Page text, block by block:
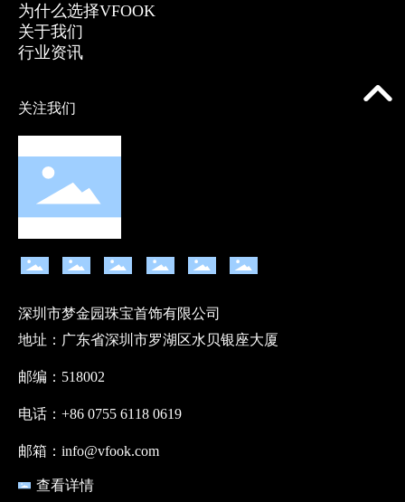
为什么选择VFOOK
关于我们
行业资讯
关注我们
深圳市梦金园珠宝首饰有限公司
地址：广东省深圳市罗湖区水贝银座大厦
邮编：518002
电话：+86 0755 6118 0619
邮箱：info@vfook.com
查看详情